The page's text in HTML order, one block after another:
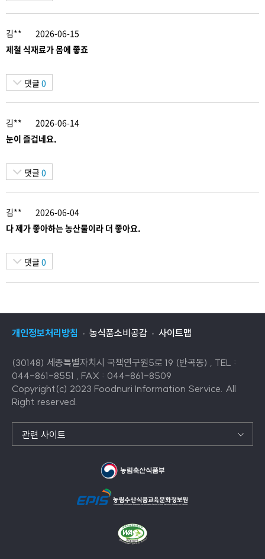
김**
2026-06-15
제철 식재료가 몸에 좋죠
댓글 0
김**
2026-06-14
눈이 즐겁네요.
댓글 0
김**
2026-06-04
다 제가 좋아하는 농산물이라 더 좋아요.
댓글 0
개인정보처리방침 농식품소비공감 사이트맵
(30148) 세종특별자치시 국책연구원5로 19 (반곡동) , TEL :
044-861-8551 , FAX : 044-861-8509
Copyright(c) 2023 Foodnuri Information Service. All
Right reserved.
관련 사이트